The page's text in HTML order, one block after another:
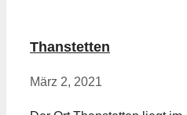
Thanstetten
März 2, 2021